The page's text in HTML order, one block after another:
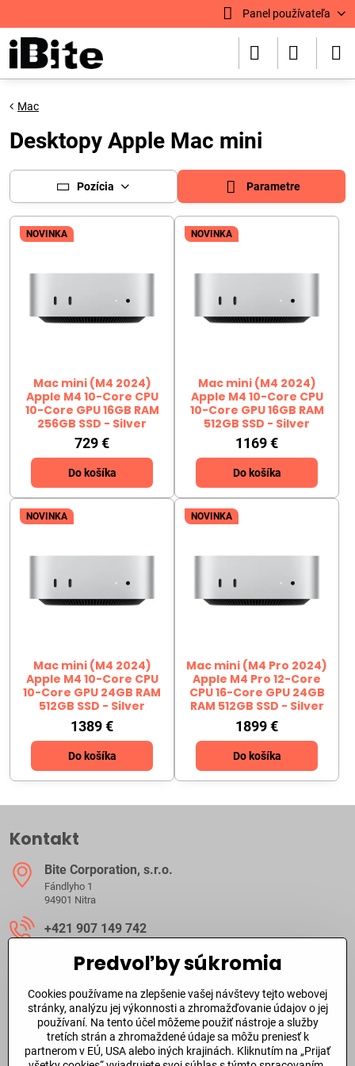
Panel používateľa
Mac
Desktopy Apple Mac mini
Pozícia Parametre
NOVINKA
Mac mini (M4 2024)
Apple M4 10-Core CPU
10-Core GPU 16GB RAM
256GB SSD - Silver
729 €
Do košíka
NOVINKA
Mac mini (M4 2024)
Apple M4 10-Core CPU
10-Core GPU 16GB RAM
512GB SSD - Silver
1169 €
Do košíka
NOVINKA
Mac mini (M4 2024)
Apple M4 10-Core CPU
10-Core GPU 24GB RAM
512GB SSD - Silver
1389 €
Do košíka
NOVINKA
Mac mini (M4 Pro 2024)
Apple M4 Pro 12-Core
CPU 16-Core GPU 24GB
RAM 512GB SSD - Silver
1899 €
Do košíka
Kontakt
Bite Corporation, s​.r​.o​.
Fándlyho 1
94901 Nitra
+421 907 149 742
ibite​@ibite​.sk
Ako dlho trvá dodanie?
O skladových zásobách a dodacej doby tovaru sa môžete
informovať aj telefonickyalebo prostredníctvomemailu.
Predvoľby súkromia
Cookies používame na zlepšenie vašej návštevy tejto webovej
stránky, analýzu jej výkonnosti a zhromažďovanie údajov o jej
používaní. Na tento účel môžeme použiť nástroje a služby
tretích strán a zhromaždené údaje sa môžu preniesť k
partnerom v EÚ, USA alebo iných krajinách. Kliknutím na „Prijať